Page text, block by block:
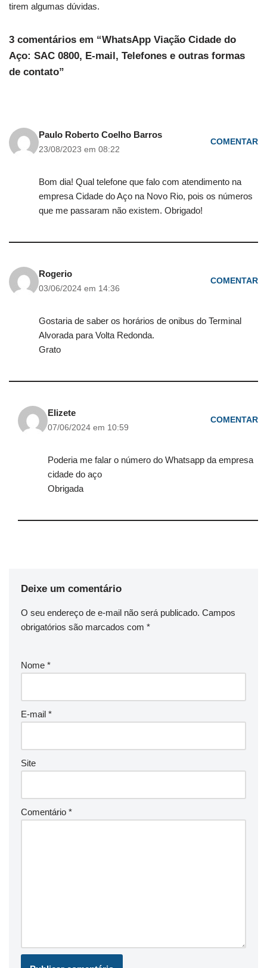
tirem algumas dúvidas.
3 comentários em “WhatsApp Viação Cidade do
Aço: SAC 0800, E-mail, Telefones e outras formas
de contato”
Paulo Roberto Coelho Barros
23/08/2023 em 08:22
COMENTAR
Bom dia! Qual telefone que falo com atendimento na
empresa Cidade do Aço na Novo Rio, pois os números
que me passaram não existem. Obrigado!
Rogerio
03/06/2024 em 14:36
COMENTAR
Gostaria de saber os horários de onibus do Terminal
Alvorada para Volta Redonda.
Grato
Elizete
07/06/2024 em 10:59
COMENTAR
Poderia me falar o número do Whatsapp da empresa
cidade do aço
Obrigada
Deixe um comentário
O seu endereço de e-mail não será publicado. Campos
obrigatórios são marcados com *
Nome *
E-mail *
Site
Comentário *